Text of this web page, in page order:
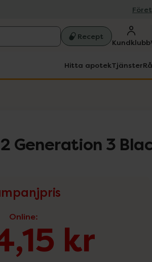
Recept
Kundklubb
Hitta apotekTjänster
Generation 3
Online:
kr